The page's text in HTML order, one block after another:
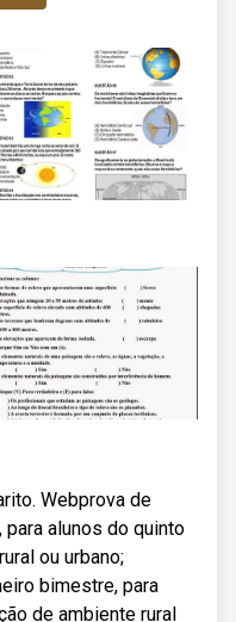
Webprova de
alunos do quinto
ou urbano;
bimestre, para
de ambiente rural